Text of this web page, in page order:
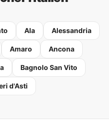
Ala Alessandria
Amaro Ancona
Bagnolo San Vito
d'Asti